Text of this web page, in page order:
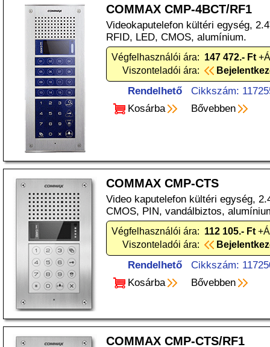
COMMAX CMP-4BCT/RF1
Videokaputelefon kültéri egység,
RFID, LED, CMOS, alumínium.
Végfelhasználói ára: 147 472.- Ft
Viszonteladói ára:
Rendelhető
Cikkszám:
Kosárba
Bővebben
COMMAX CMP-CTS
Video kaputelefon kültéri egység,
CMOS, PIN, vandálbiztos,
Végfelhasználói ára: 112 105.- Ft
Viszonteladói ára:
Rendelhető
Cikkszám:
Kosárba
Bővebben
COMMAX CMP-CTS/RF1